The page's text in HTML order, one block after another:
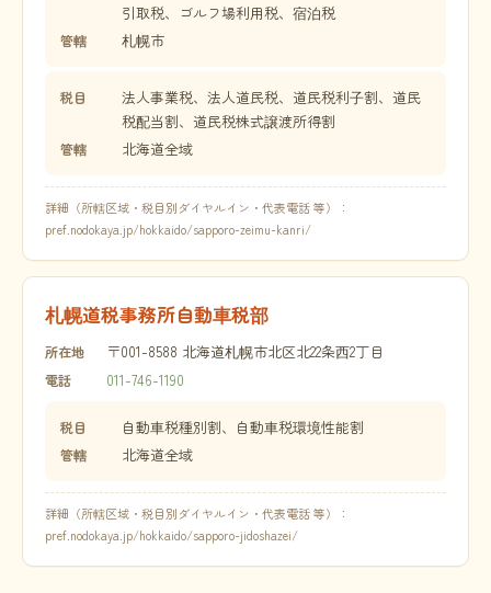
引取税、ゴルフ場利用税、宿泊税
管轄 札幌市
税目
法人事業税、法人道民税、道民税利子割、道民
税配当割、道民税株式譲渡所得割
管轄 北海道全域
詳細（所轄区域・税目別ダイヤルイン・代表電話 等）：
pref.nodokaya.jp/hokkaido/sapporo-zeimu-kanri/
札幌道税事務所自動車税部
所在地 〒001-8588 北海道札幌市北区北22条西2丁目
電話 011-746-1190
税目 自動車税種別割、自動車税環境性能割
管轄 北海道全域
詳細（所轄区域・税目別ダイヤルイン・代表電話 等）：
pref.nodokaya.jp/hokkaido/sapporo-jidoshazei/